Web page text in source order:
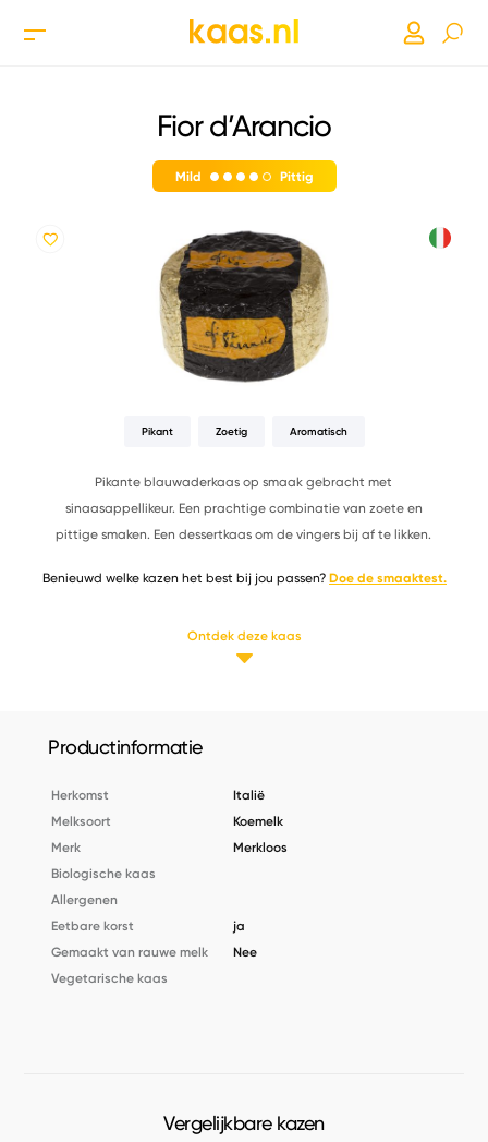
Fior d’Arancio
Mild Pittig
Pikant Zoetig Aromatisch
Pikante blauwaderkaas op smaak gebracht met
sinaasappellikeur. Een prachtige combinatie van zoete en
pittige smaken. Een dessertkaas om de vingers bij af te likken.
Benieuwd welke kazen het best bij jou passen? Doe de smaaktest.
Ontdek deze kaas
Productinformatie
Herkomst
Italië
Melksoort
Koemelk
Merk
Merkloos
Biologische kaas
Allergenen
Eetbare korst
ja
Gemaakt van rauwe melk
Nee
Vegetarische kaas
Vergelijkbare kazen